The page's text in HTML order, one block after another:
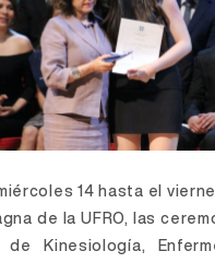
14 hasta el
de la UFRO, las
de Kinesiología,